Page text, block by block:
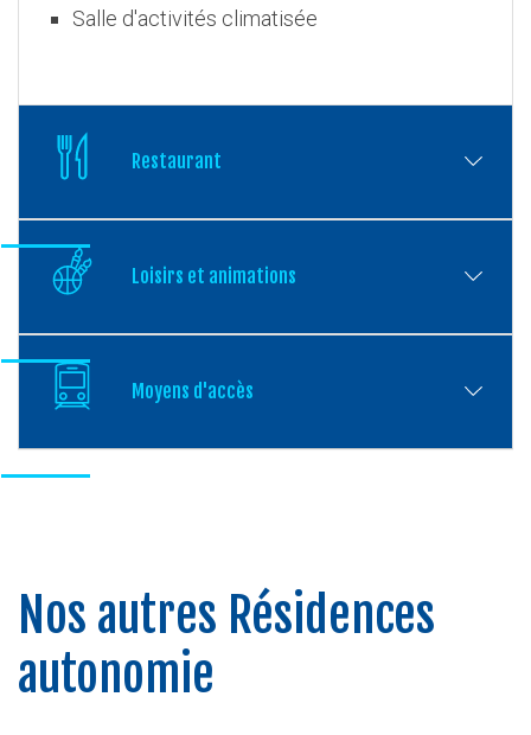
Salle d'activités climatisée
Restaurant
Loisirs et animations
Moyens d'accès
Nos autres Résidences
autonomie